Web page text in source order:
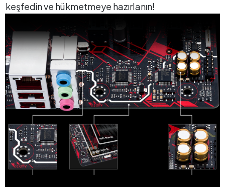
keşfedin ve hükmetmeye hazırlanın!